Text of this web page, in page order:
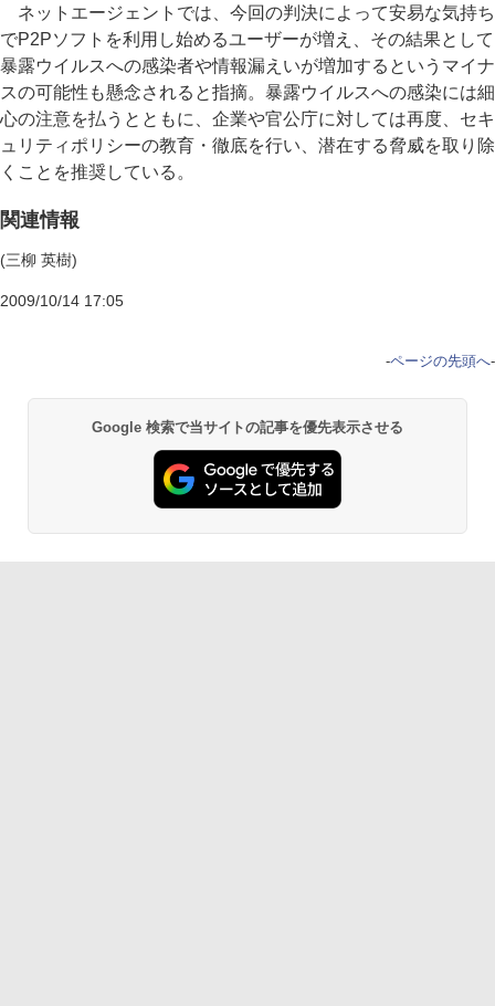
ネットエージェントでは、今回の判決によって安易な気持ち
でP2Pソフトを利用し始めるユーザーが増え、その結果として
暴露ウイルスへの感染者や情報漏えいが増加するというマイナ
スの可能性も懸念されると指摘。暴露ウイルスへの感染には細
心の注意を払うとともに、企業や官公庁に対しては再度、セキ
ュリティポリシーの教育・徹底を行い、潜在する脅威を取り除
くことを推奨している。
関連情報
(三柳 英樹)
2009/10/14 17:05
-ページの先頭へ-
Google 検索で当サイトの記事を優先表示させる